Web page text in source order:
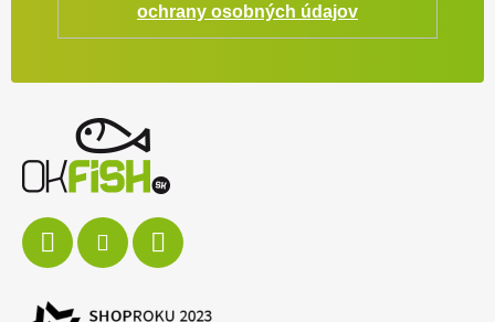
ochrany osobných údajov